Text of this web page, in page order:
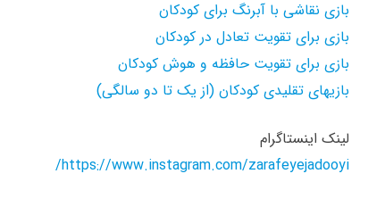
بازی نقاشی با آبرنگ برای کودکان
بازی برای تقویت تعادل در کودکان
بازی برای تقویت حافظه و هوش کودکان
بازیهای تقلیدی کودکان (از یک تا دو سالگی)
لینک اینستاگرام
https://www.instagram.com/zarafeyejadooyi/